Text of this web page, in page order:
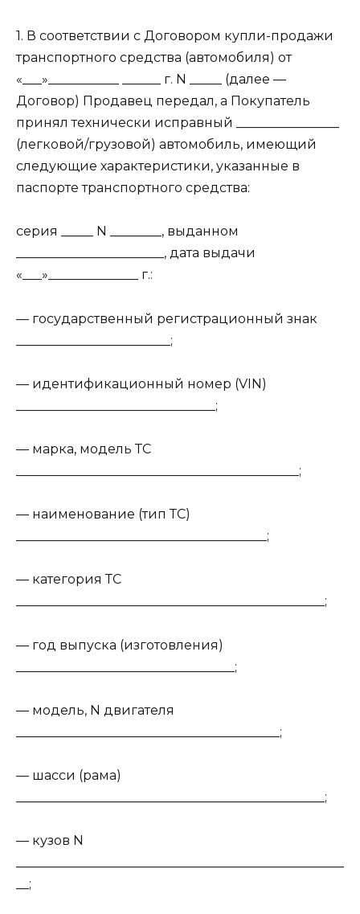
1. В соответствии с Договором купли-продажи
транспортного средства (автомобиля) от
«___»___________ ______ г. N _____ (далее —
Договор) Продавец передал, а Покупатель
принял технически исправный ________________
(легковой/грузовой) автомобиль, имеющий
следующие характеристики, указанные в
паспорте транспортного средства:
серия _____ N ________, выданном
_______________________, дата выдачи
«___»______________ г.:
— государственный регистрационный знак
________________________;
— идентификационный номер (VIN)
_______________________________;
— марка, модель ТС
____________________________________________;
— наименование (тип ТС)
_______________________________________;
— категория ТС
________________________________________________;
— год выпуска (изготовления)
__________________________________;
— модель, N двигателя
_________________________________________;
— шасси (рама)
________________________________________________;
— кузов N
__;